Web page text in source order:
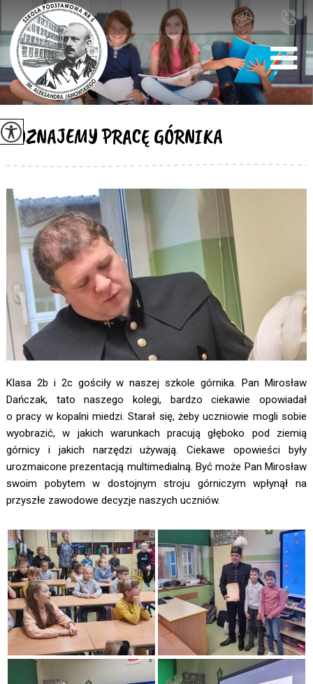
POZNAJEMY PRACĘ GÓRNIKA
Klasa 2b i 2c gościły w naszej szkole górnika. Pan Mirosław
Dańczak, tato naszego kolegi, bardzo ciekawie opowiadał
o pracy w kopalni miedzi. Starał się, żeby uczniowie mogli sobie
wyobrazić, w jakich warunkach pracują głęboko pod ziemią
górnicy i jakich narzędzi używają. Ciekawe opowieści były
urozmaicone prezentacją multimedialną. Być może Pan Mirosław
swoim pobytem w dostojnym stroju górniczym wpłynął na
przyszłe zawodowe decyzje naszych uczniów.